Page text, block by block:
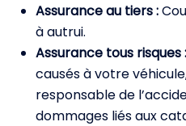
Assurance au tiers :
à autrui.
Assurance tous risques :
causés à votre
responsable de
dommages liés aux